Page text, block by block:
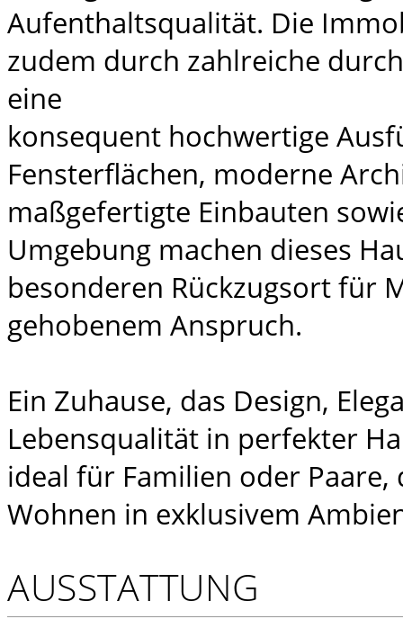
Aufenthaltsqualität. Die
zudem durch zahlreiche
eine
konsequent hochwertige
Fensterflächen, moderne
maßgefertigte Einbauten
Umgebung machen dieses
besonderen Rückzugsort für
gehobenem Anspruch.
Ein Zuhause, das Design,
Lebensqualität in perfekter
ideal für Familien oder
Wohnen in exklusivem
AUSSTATTUNG